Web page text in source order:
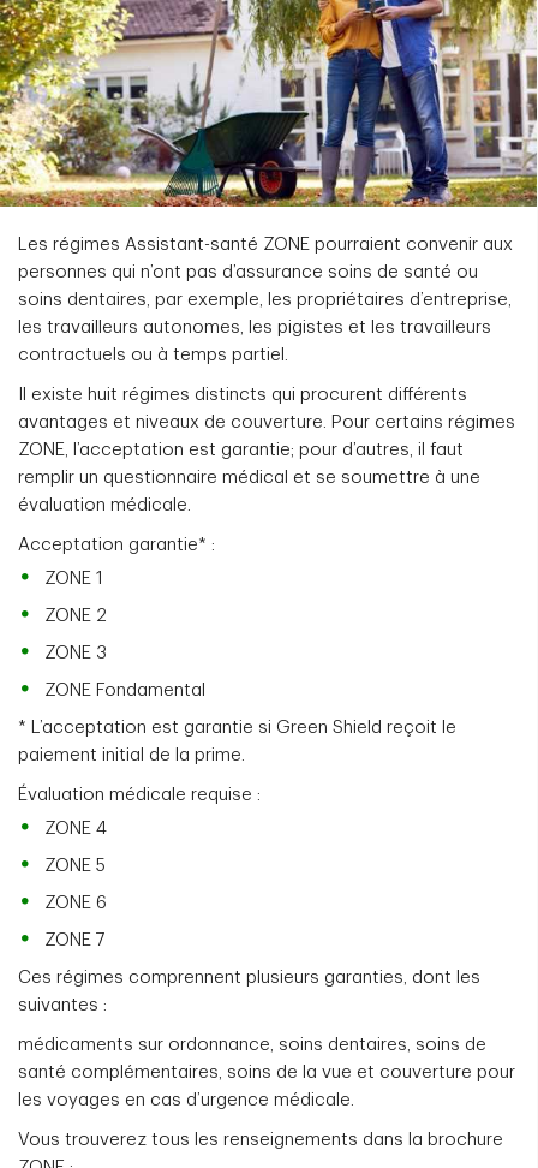
Les régimes Assistant-santé ZONE pourraient convenir aux
personnes qui n’ont pas d’assurance soins de santé ou
soins dentaires, par exemple, les propriétaires d’entreprise,
les travailleurs autonomes, les pigistes et les travailleurs
contractuels ou à temps partiel.
Il existe huit régimes distincts qui procurent différents
avantages et niveaux de couverture. Pour certains régimes
ZONE, l’acceptation est garantie; pour d’autres, il faut
remplir un questionnaire médical et se soumettre à une
évaluation médicale.
Acceptation garantie* :
ZONE 1
ZONE 2
ZONE 3
ZONE Fondamental
* L’acceptation est garantie si Green Shield reçoit le
paiement initial de la prime.
Évaluation médicale requise :
ZONE 4
ZONE 5
ZONE 6
ZONE 7
Ces régimes comprennent plusieurs garanties, dont les
suivantes :
médicaments sur ordonnance, soins dentaires, soins de
santé complémentaires, soins de la vue et couverture pour
les voyages en cas d’urgence médicale.
Vous trouverez tous les renseignements dans la brochure